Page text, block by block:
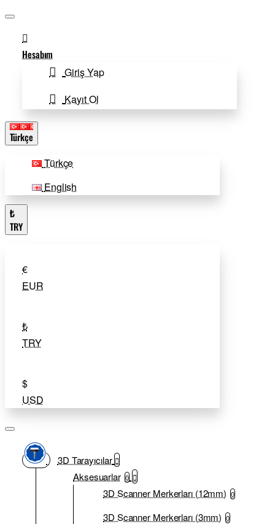
Hesabım
Giriş Yap
Kayıt Ol
Türkçe
Türkçe
English
₺
TRY
€
EUR
₺
TRY
$
USD
3D Tarayıcılar
Aksesuarlar 0
3D Scanner Merkerları (12mm) 0
3D Scanner Merkerları (3mm) 0